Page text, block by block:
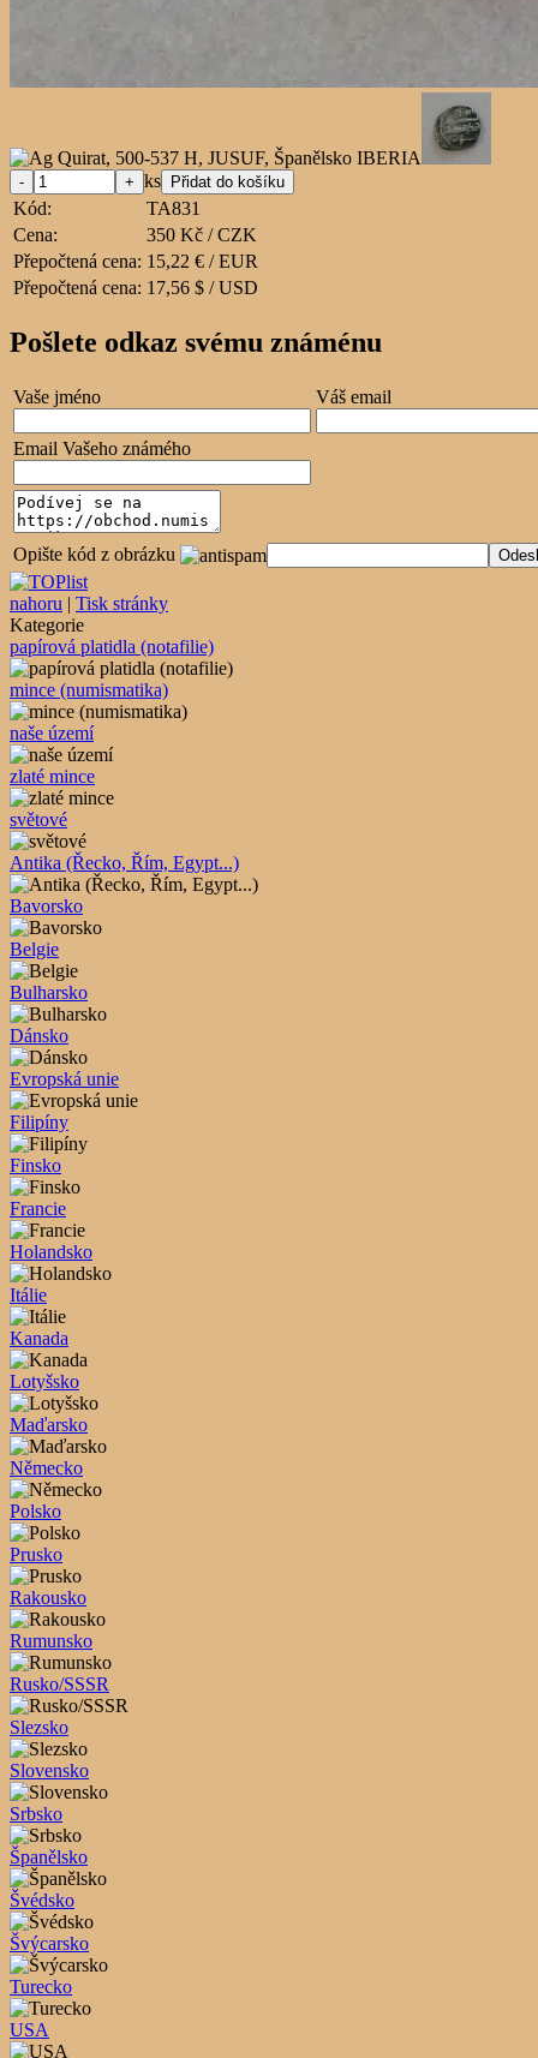
ks
Kód:
TA831
Cena:
350 Kč / CZK
Přepočtená cena: 15,22 € / EUR
Přepočtená cena: 17,56 $ / USD
Pošlete odkaz svému známénu
Vaše jméno Váš email
Email Vašeho známého
Opište kód z obrázku
nahoru | Tisk stránky
Kategorie
papírová platidla (notafilie)
mince (numismatika)
naše území
zlaté mince
světové
Antika (Řecko, Řím, Egypt...)
Bavorsko
Belgie
Bulharsko
Dánsko
Evropská unie
Filipíny
Finsko
Francie
Holandsko
Itálie
Kanada
Lotyšsko
Maďarsko
Německo
Polsko
Prusko
Rakousko
Rumunsko
Rusko/SSSR
Slezsko
Slovensko
Srbsko
Španělsko
Švédsko
Švýcarsko
Turecko
USA